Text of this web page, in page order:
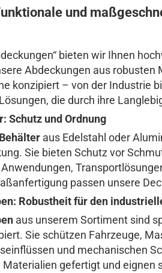
Edelstahl Strukturblech
glatt RAL
ohne
nasslackiert
Stahl verzinkt
und
bieten wir Ihnen
Abdeckungen aus
konzipiert – von der Industrie
die durch ihre
Schutz und Ordnung
aus Edelstahl oder
Sie bieten Schutz vor
passen unsere
Robustheit für den
aus unserem Sortiment sind
Sie schützen Fahrzeuge,
und mechanischen
gefertigt und eignen